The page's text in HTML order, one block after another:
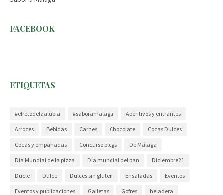
FACEBOOK
ETIQUETAS
#elretodelaalubia #saboramalaga Aperitivos y entrantes
Arroces Bebidas Carnes Chocolate Cocas Dulces
Cocas y empanadas Concurso blogs De Málaga
Día Mundial de la pizza Día mundial del pan Diciembre21
Ducle Dulce Dulces sin gluten Ensaladas Eventos
Eventos y publicaciones Galletas Gofres heladera